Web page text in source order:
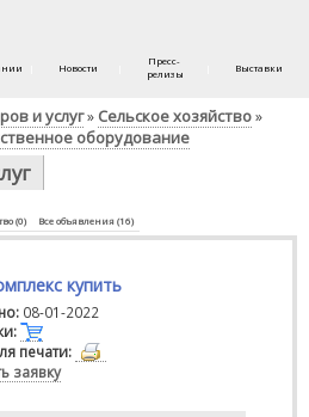
Новости
Пресс-
релизы
Выставки
и услуг» Сельское хозяйство»
оборудование
(0) Все объявления (16)
купить
08-01-2022
печати:
заявку